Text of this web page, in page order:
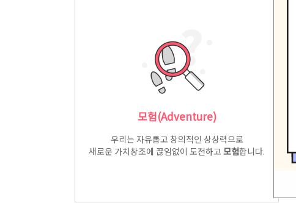
모험(Adventure)
우리는 자유롭고 창의적인 상상력으로
새로운 가치창조에 끊임없이 도전하고 모험합니다.